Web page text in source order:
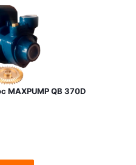
MAXPUMP QB 370D